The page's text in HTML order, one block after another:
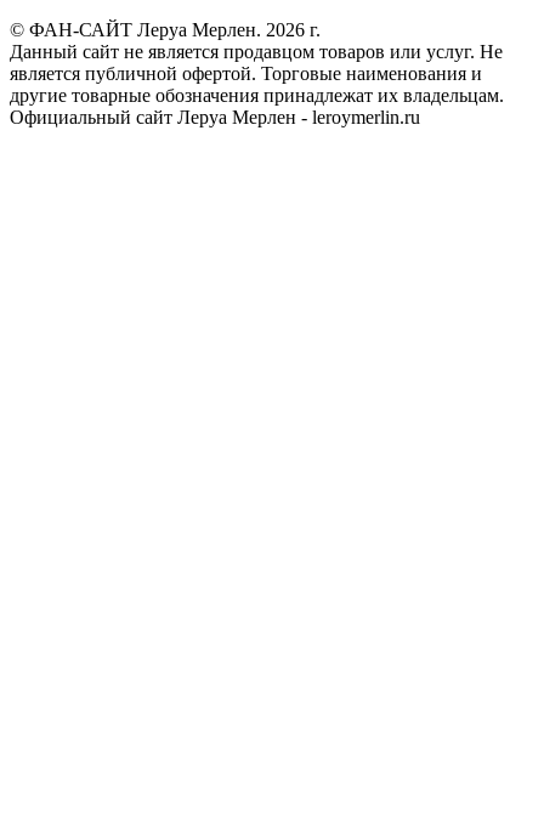
© ФАН-САЙТ Леруа Мерлен. 2026 г.
Данный сайт не является продавцом товаров или услуг. Не
является публичной офертой. Торговые наименования и
другие товарные обозначения принадлежат их владельцам.
Официальный сайт Леруа Мерлен - leroymerlin.ru